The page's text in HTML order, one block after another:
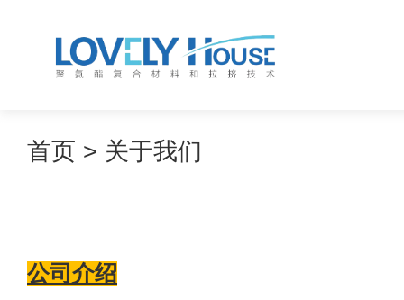
首页 > 关于我们
公司介绍